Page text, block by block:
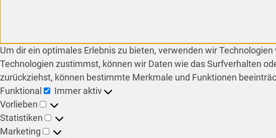
Um dir ein optimales Erlebnis zu bieten, verwenden wir
Technologien zustimmst, können wir Daten wie das Surfverhalten
zurückziehst, können bestimmte Merkmale und Funktionen
Funktional
Immer aktiv
Vorlieben
Statistiken
Marketing